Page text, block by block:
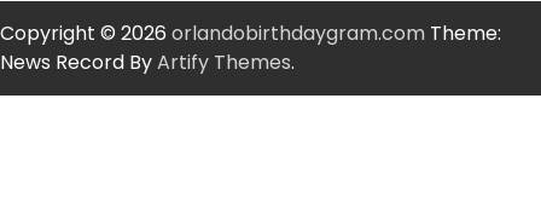
Copyright © 2026 orlandobirthdaygram.com Theme:
News Record ByArtify Themes.